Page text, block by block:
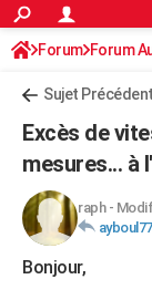
ACTUALITÉS
Politique
Société
Faits Divers
Education
Monde
Villes
+
FINANCE
Retraite
Impôts
Epargne
Immobilier
Risques naturels
Banque
Assurance
Crédit
AUTO
Essais
Réserver un essai
Citadines
Berlines
SUV
Forum auto
HIGH-TECH
Forum Forum
Radars et permis
Sujet Précédent
Excès de
mesures... à
raph-
ayboul77
Bonjour,